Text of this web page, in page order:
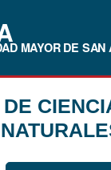
MAYOR DE SAN
DE